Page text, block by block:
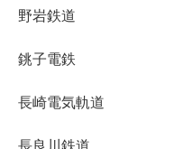
野岩鉄道
銚子電鉄
長崎電気軌道
長良川鉄道